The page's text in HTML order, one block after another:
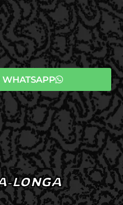
LONGA